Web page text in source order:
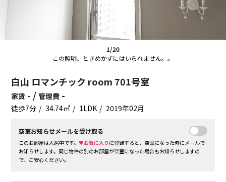
1/20
この照明、ときめかずにはいられません。。
白山 ロマンチック room 701号室
家賃 - /管理費 -
徒歩7分 34.74㎡ 1LDK 2019年02月
空室お知らせメールを受け取る
このお部屋は入居中です。♥お気に入り に登録すると、空室になった時にメールで
お知らせします。同じ物件の別のお部屋が空室になった場合もお知らせしますの
で、ご安心ください。